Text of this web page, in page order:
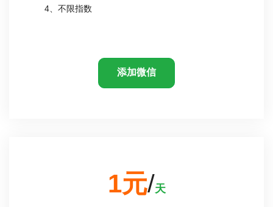
4、不限指数
添加微信
1元/天